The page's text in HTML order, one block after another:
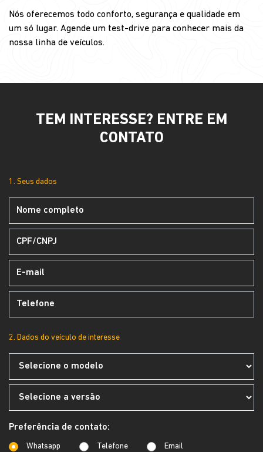
Nós oferecemos todo conforto, segurança e qualidade em
um só lugar. Agende um test-drive para conhecer mais da
nossa linha de veículos.
TEM INTERESSE? ENTRE EM
CONTATO
1. Seus dados
2. Dados do veículo de interesse
Preferência de contato:
Whatsapp Telefone Email